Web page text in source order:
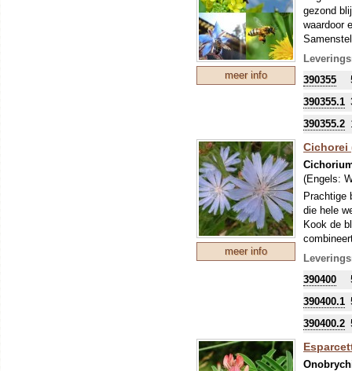
meer info
gezond
waardoor
Borage,
390355
390355.1
390355.2
meer info
Cichorei
(Engels:
Prachtige
die hele
Kook de
390400
390400.1
390400.2